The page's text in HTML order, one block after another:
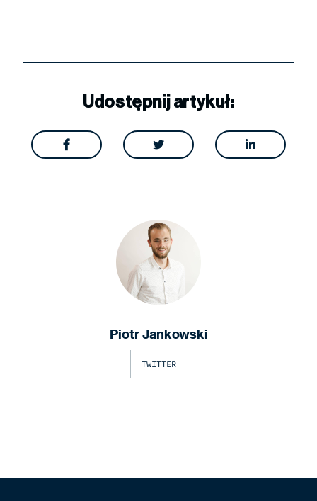
Udostępnij artykuł:
  
Piotr Jankowski
TWITTER